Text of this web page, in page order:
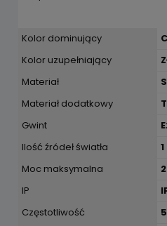
Kolor dominujący
Kolor uzupełniający
Materiał
Materiał dodatkowy
Gwint
Ilość źródeł światła
1
Moc maksymalna
IP
Częstotliwość